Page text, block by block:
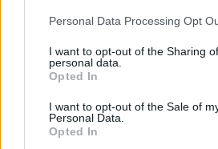
Personal Data Processing Opt
I want to opt-out of the Sharing
personal data.
Opted In
I want to opt-out of the Sale of
Personal Data.
Opted In
Commenti
Accedioregistratiper